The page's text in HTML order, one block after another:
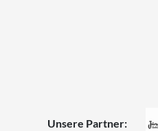
Unsere Partner: